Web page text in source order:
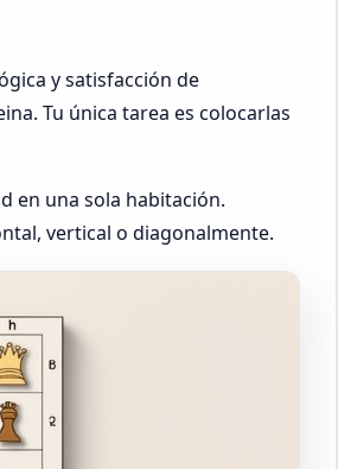
y satisfacción de
Tu única tarea es colocarlas
en una sola habitación.
vertical o diagonalmente.